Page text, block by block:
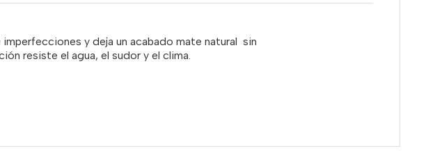
y deja un acabado mate natural sin
resiste el agua, el sudor y el clima.